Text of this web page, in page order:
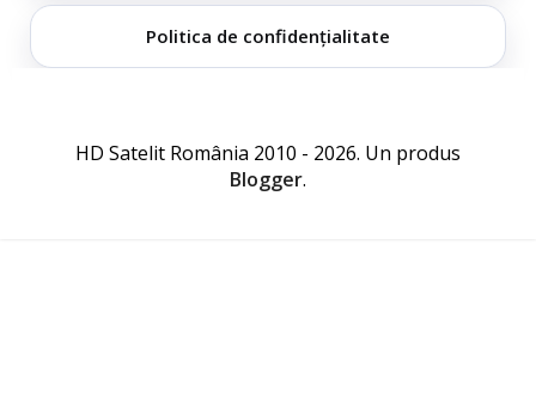
Politica de confidențialitate
HD Satelit România 2010 - 2026. Un produs
Blogger.